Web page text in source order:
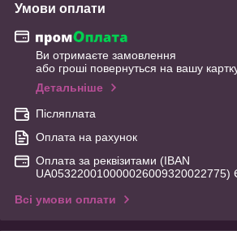
Умови оплати
Ви отримаєте замовлення
або гроші повернуться на вашу
Детальніше
Післяплата
Оплата на рахунок
Оплата за реквізитами (IBAN
Всі умови оплати